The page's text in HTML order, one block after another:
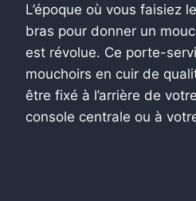
L’époque où vous faisiez
bras pour donner un
est révolue. Ce porte-
mouchoirs en cuir de
être fixé à l’arrière de
console centrale ou à